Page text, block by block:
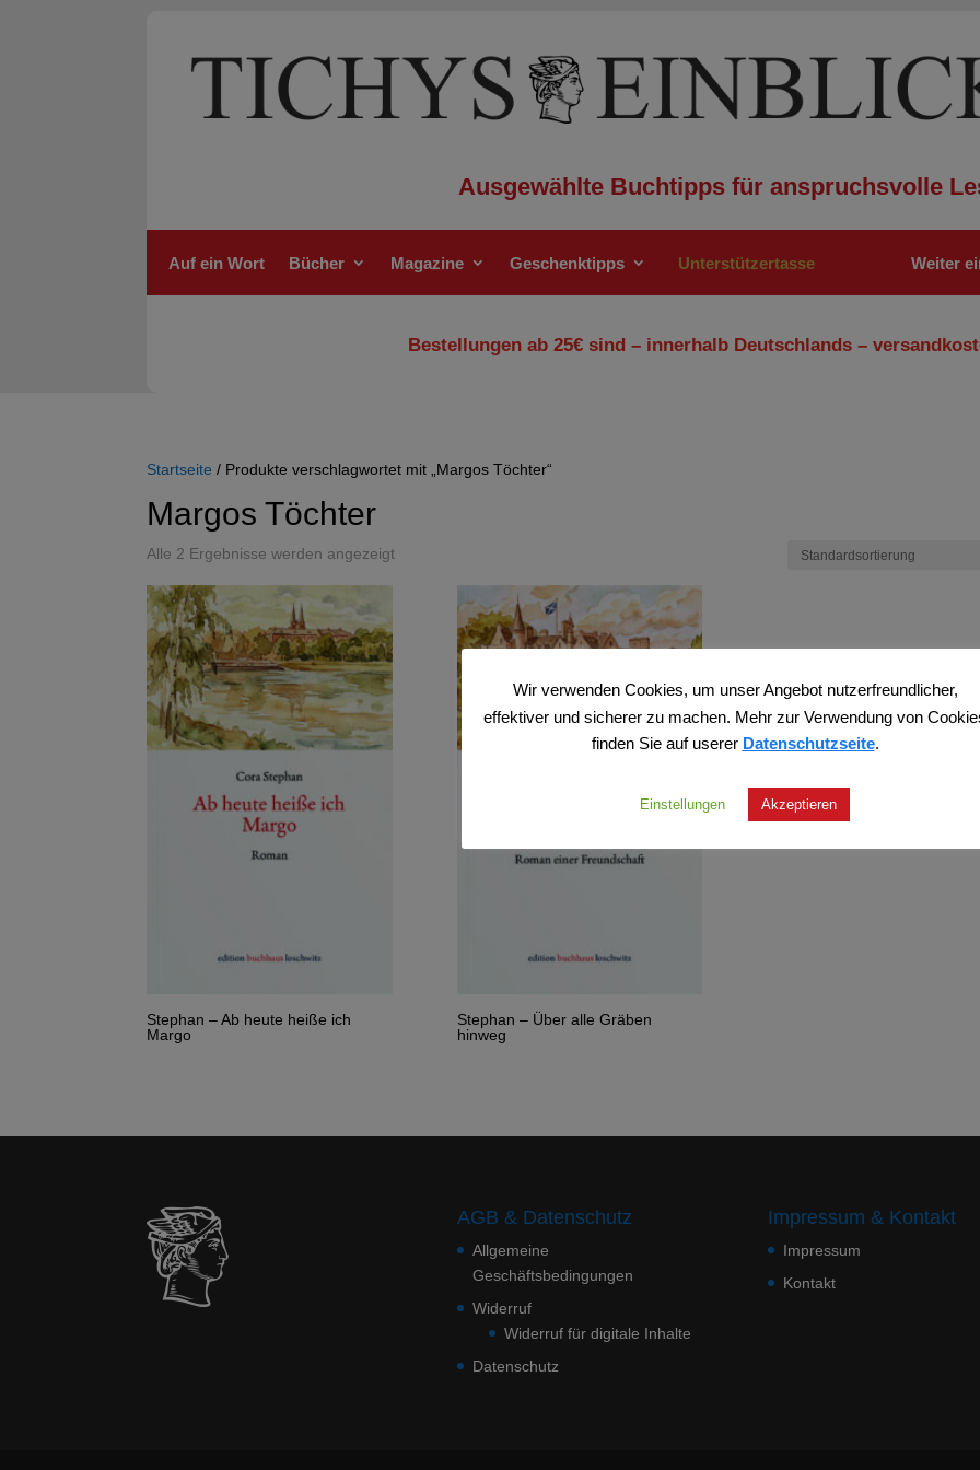
Ausgewählte Buchtipps für anspruchsvolle
Auf ein Wort Bücher Magazine Geschenktipps Unterstützertasse Weiter
Bestellungen ab 25€ sind – innerhalb Deutschlands –
Startseite / Produkte verschlagwortet mit „Margos Töchter“
Margos Töchter
Alle 2 Ergebnisse werden angezeigt
Stephan – Ab heute heiße ich
Margo
Stephan – Über alle Gräben
hinweg
AGB & Datenschutz
Allgemeine
Geschäftsbedingungen
Widerruf
Widerruf für digitale Inhalte
Datenschutz
Impressum & Kontakt
Impressum
Kontakt
Wir verwenden Cookies, um unser Angebot nutzerfreundlicher,
effektiver und sicherer zu machen. Mehr zur Verwendung von
finden Sie auf userer Datenschutzseite.
Einstellungen Akzeptieren